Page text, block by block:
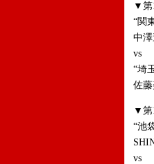
▼第
“関
中
vs
“埼
佐藤
▼第
“池
vs